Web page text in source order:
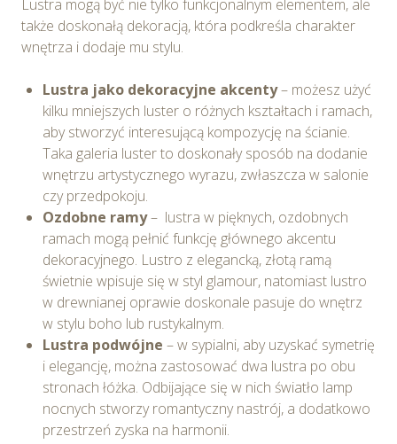
Lustra mogą być nie tylko funkcjonalnym elementem, ale
także doskonałą dekoracją, która podkreśla charakter
wnętrza i dodaje mu stylu.
Lustra jako dekoracyjne akcenty– możesz użyć
kilku mniejszych luster o różnych kształtach i ramach,
aby stworzyć interesującą kompozycję na ścianie.
Taka galeria luster to doskonały sposób na dodanie
wnętrzu artystycznego wyrazu, zwłaszcza w salonie
czy przedpokoju.
Ozdobne ramy– lustra w pięknych, ozdobnych
ramach mogą pełnić funkcję głównego akcentu
dekoracyjnego. Lustro z elegancką, złotą ramą
świetnie wpisuje się w styl glamour, natomiast lustro
w drewnianej oprawie doskonale pasuje do wnętrz
w stylu boho lub rustykalnym.
Lustra podwójne – w sypialni, aby uzyskać symetrię
i elegancję, można zastosować dwa lustra po obu
stronach łóżka. Odbijające się w nich światło lamp
nocnych stworzy romantyczny nastrój, a dodatkowo
przestrzeń zyska na harmonii.